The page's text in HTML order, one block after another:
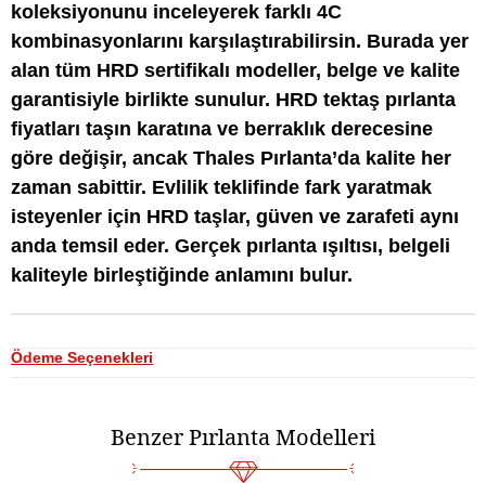
koleksiyonunu inceleyerek farklı 4C
kombinasyonlarını karşılaştırabilirsin. Burada yer
alan tüm HRD sertifikalı modeller, belge ve kalite
garantisiyle birlikte sunulur. HRD tektaş pırlanta
fiyatları taşın karatına ve berraklık derecesine
göre değişir, ancak Thales Pırlanta’da kalite her
zaman sabittir. Evlilik teklifinde fark yaratmak
isteyenler için HRD taşlar, güven ve zarafeti aynı
anda temsil eder. Gerçek pırlanta ışıltısı, belgeli
kaliteyle birleştiğinde anlamını bulur.
Ödeme Seçenekleri
Benzer Pırlanta Modelleri